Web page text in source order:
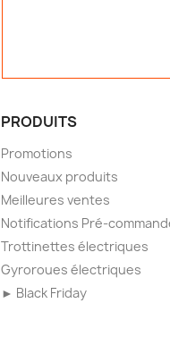
PRODUITS
Promotions
Nouveaux produits
Meilleures ventes
Notifications Pré-
Trottinettes électriques
Gyroroues électriques
► Black Friday